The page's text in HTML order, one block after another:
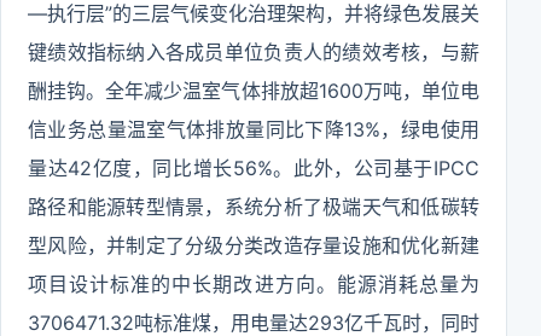
—执行层”的三层气候变化治理架构，并将绿色发展关
键绩效指标纳入各成员单位负责人的绩效考核，与薪
酬挂钩。全年减少温室气体排放超1600万吨，单位电
信业务总量温室气体排放量同比下降13%，绿电使用
量达42亿度，同比增长56%。此外，公司基于IPCC
路径和能源转型情景，系统分析了极端天气和低碳转
型风险，并制定了分级分类改造存量设施和优化新建
项目设计标准的中长期改进方向。能源消耗总量为
3706471.32吨标准煤，用电量达293亿千瓦时，同时